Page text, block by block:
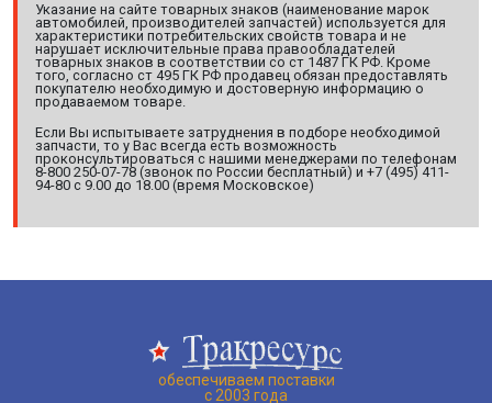
Указание на сайте товарных знаков (наименование марок
автомобилей, производителей запчастей) используется для
характеристики потребительских свойств товара и не
нарушает исключительные права правообладателей
товарных знаков в соответствии со ст 1487 ГК РФ. Кроме
того, согласно ст 495 ГК РФ продавец обязан предоставлять
покупателю необходимую и достоверную информацию о
продаваемом товаре.
Если Вы испытываете затруднения в подборе необходимой
запчасти, то у Вас всегда есть возможность
проконсультироваться с нашими менеджерами по телефонам
8-800 250-07-78 (звонок по России бесплатный) и +7 (495) 411-
94-80 с 9.00 до 18.00 (время Московское)
обеспечиваем поставки
с 2003 года